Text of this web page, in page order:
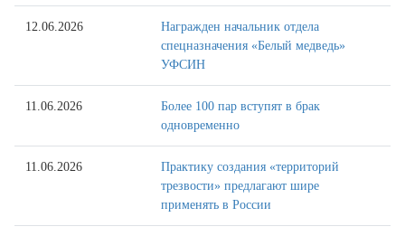
12.06.2026
Награжден начальник отдела
спецназначения «Белый медведь»
УФСИН
11.06.2026
Более 100 пар вступят в брак
одновременно
11.06.2026
Практику создания «территорий
трезвости» предлагают шире
применять в России